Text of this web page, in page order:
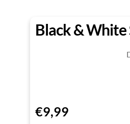
Black & White
€9,99